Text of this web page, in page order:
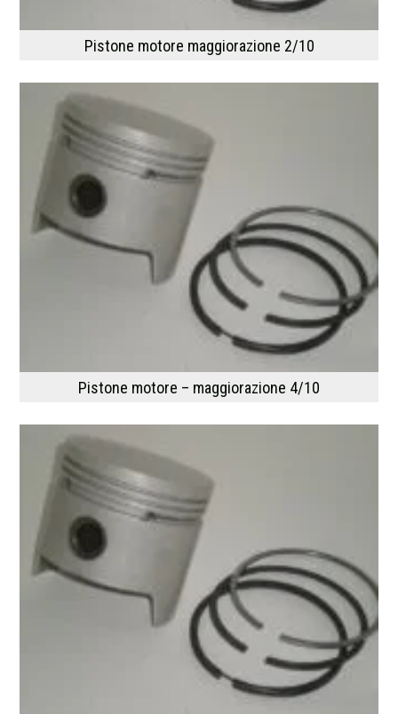
Pistone motore maggiorazione 2/10
Pistone motore – maggiorazione 4/10